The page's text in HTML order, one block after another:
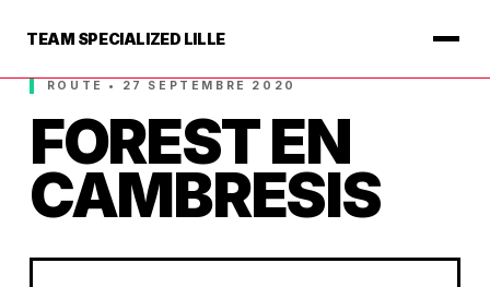
TEAM SPECIALIZED LILLE
ROUTE • 27 SEPTEMBRE 2020
FOREST EN
CAMBRESIS